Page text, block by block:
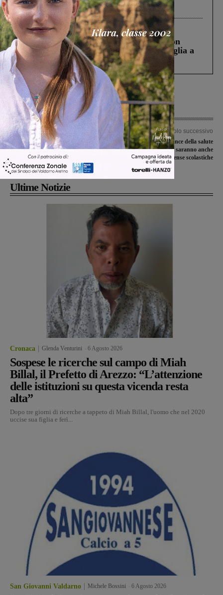
processo, lo stop ai sorpassi fra tir....
Cronaca 3 Agosto 2026
Scomparso da una struttura di Castiglion
Fiorentino l’uomo che aveva ucciso la figlia a
Levane nel 2020
Articolo precedente
Il dramma della Seconda Guerra
Mondiale negli occhi di una bambina
di allora: è “La guerra dal basso”
Articolo successivo
Tornano le arance della salute
dell’Airc e dell’Att, saranno anche
nelle mense scolastiche
Ultime Notizie
Cronaca Glenda Venturini 6 Agosto 2026
Sospese le ricerche sul campo di Miah
Billal, il Prefetto di Arezzo: “L’attenzione
delle istituzioni su questa vicenda resta
alta”
Dopo tre giorni di ricerche a tappeto di Miah Billal, l'uomo che nel 2020
uccise sua figlia e ferì...
San Giovanni Valdarno Michele Bossini 6 Agosto 2026